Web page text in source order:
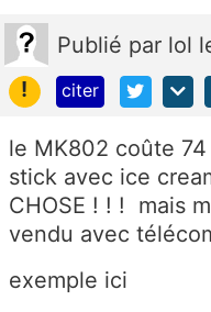
Publié par lol
!
citer
le MK802 coûte
stick avec ice
CHOSE ! ! ! mais
vendu avec
exemple ici